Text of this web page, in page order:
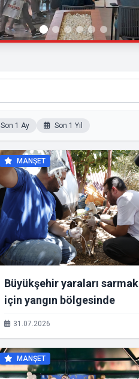
Son 1 Ay Son 1 Yıl
MANŞET
Büyükşehir yaraları sarmak
için yangın bölgesinde
31.07.2026
MANŞET